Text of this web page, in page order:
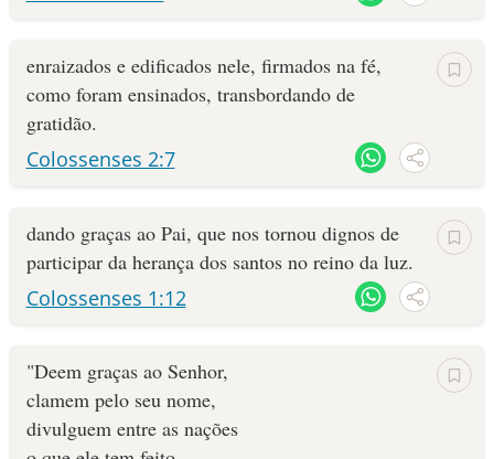
enraizados e edificados nele, firmados na fé,
como foram ensinados, transbordando de
gratidão.
Colossenses 2:7
dando graças ao Pai, que nos tornou dignos de
participar da herança dos santos no reino da luz.
Colossenses 1:12
"Deem graças ao Senhor,
clamem pelo seu nome,
divulguem entre as nações